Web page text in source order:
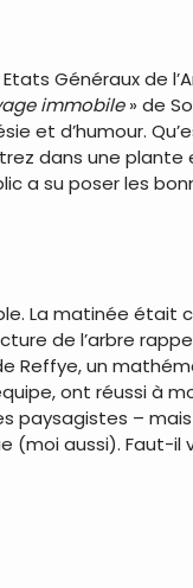
Etats Généraux de
immobile» de
et d’humour.
dans une plante
a su poser les
La matinée était
de l’arbre
Reffye, un
ont réussi à
paysagistes –
(moi aussi). Faut-il